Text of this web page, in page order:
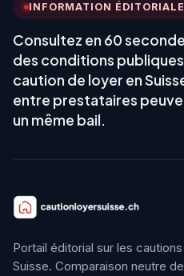
INFORMATION ÉDITORIALE
Consultez en 60
des conditions
caution de loyer en
entre prestataires
un même bail.
Portail éditorial sur les
Suisse. Comparaison neutre